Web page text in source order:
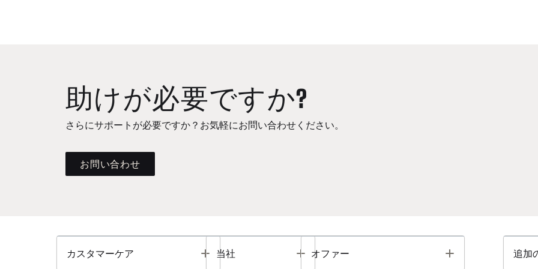
助けが必要ですか?
さらにサポートが必要ですか？お気軽にお問い合わせください。
お問い合わせ
カスタマーケア Toggle
当社 Toggle
オファー Toggle 追加